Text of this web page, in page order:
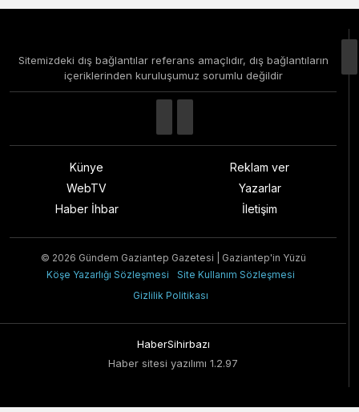
Sitemizdeki dış bağlantılar referans amaçlıdır, dış bağlantıların
içeriklerinden kuruluşumuz sorumlu değildir
Künye
WebTV
Haber İhbar
Reklam ver
Yazarlar
İletişim
© 2026 Gündem Gaziantep Gazetesi | Gaziantep'in Yüzü
Köşe Yazarlığı Sözleşmesi
Site Kullanım Sözleşmesi
Gizlilik Politikası
HaberSihirbazı
Haber sitesi yazılımı 1.2.97